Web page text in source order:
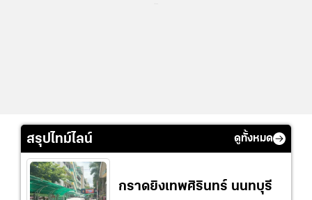
สรุปไทม์ไลน์ ดูทั้งหมด
กราดยิงเทพศิรินทร์ นนทบุรี